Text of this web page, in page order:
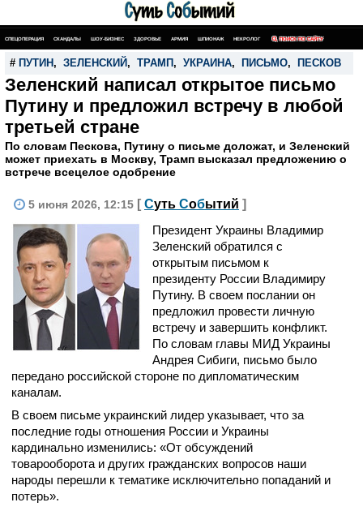
СПЕЦОПЕРАЦИЯ СКАНДАЛЫ ШОУ-БИЗНЕС ЗДОРОВЬЕ АРМИЯ ШПИОНАЖ НЕКРОЛОГ ПОИСК ПО САЙТУ
# ПУТИН , ЗЕЛЕНСКИЙ , ТРАМП , УКРАИНА, ПИСЬМО, ПЕСКОВ
Зеленский написал открытое письмо
Путину и предложил встречу в любой
третьей стране
По словам Пескова, Путину о письме доложат, и Зеленский
может приехать в Москву, Трамп высказал предложению о
встрече всецелое одобрение
5 июня 2026, 12:15 [ Суть Событий ]
Президент Украины Владимир
Зеленский обратился с
открытым письмом к
президенту России Владимиру
Путину. В своем послании он
предложил провести личную
встречу и завершить конфликт.
По словам главы МИД Украины
Андрея Сибиги, письмо было
передано российской стороне по дипломатическим
каналам.
В своем письме украинский лидер указывает, что за
последние годы отношения России и Украины
кардинально изменились: «От обсуждений
товарооборота и других гражданских вопросов наши
народы перешли к тематике исключительно попаданий и
потерь».